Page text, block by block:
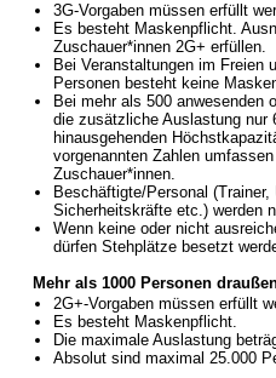
3G-Vorgaben müssen erfüllt
Es besteht Maskenpflicht.
Zuschauer*innen 2G+ erfüllen.
Bei Veranstaltungen im Freien
Personen besteht keine
Bei mehr als 500 anwesenden
die zusätzliche Auslastung nur
hinausgehenden
vorgenannten Zahlen
Zuschauer*innen.
Beschäftigte/Personal
Sicherheitskräfte etc.) werden
Wenn keine oder nicht
dürfen Stehplätze besetzt
Mehr als 1000 Personen
2G+-Vorgaben müssen erfüllt
Es besteht Maskenpflicht.
Die maximale Auslastung
Absolut sind maximal 25.000